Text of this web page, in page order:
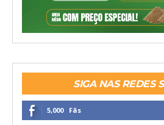
SIGA NAS REDES
5,000 Fãs